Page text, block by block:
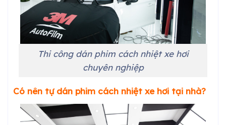
Thi công dán phim cách nhiệt xe hơi
chuyên nghiệp
Có nên tự dán phim cách nhiệt xe hơi tại nhà?